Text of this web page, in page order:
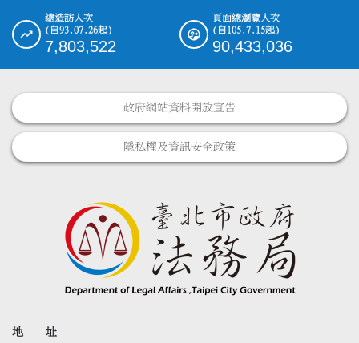
總造訪人次
(自93.07.26起)
7,803,522
頁面總瀏覽人次
(自105.7.15起)
90,433,036
政府網站資料開放宣告
隱私權及資訊安全政策
地 址